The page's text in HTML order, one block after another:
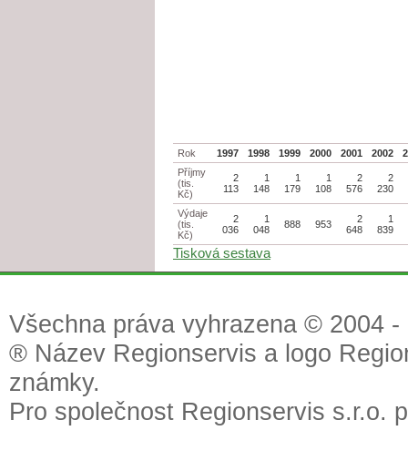
Rok 1997 1998 1999 2000 2001 2002
Příjmy
(tis.
Kč)
2
113
1
148
1
179
1
108
2
576
2
230
Výdaje
(tis.
Kč)
2
036
1
048
888 953
2
648
1
839
Tisková sestava
Všechna práva vyhrazena © 2004
® Název Regionservis a logo
známky.
Pro společnost Regionservis s.r.o.